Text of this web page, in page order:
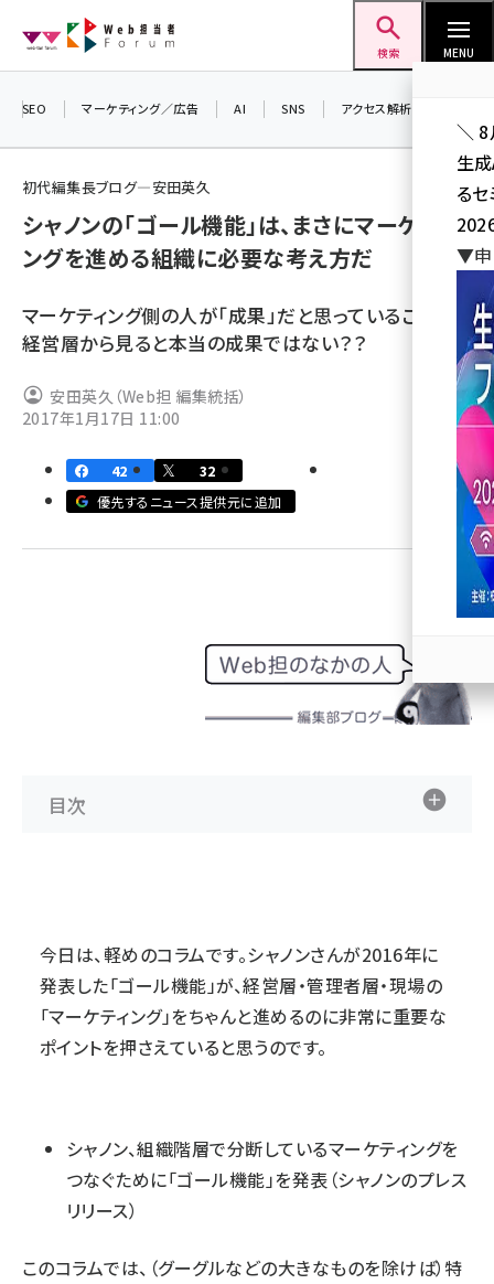
ン
検索 MENU
seo (3532)
youtube (2441)
セミナー (2310)
meo (1277)
SEO マーケティング／広告 AI SNS アクセス解析／データ分析
初代編集長ブログ―安田英久
シャノンの「ゴール機能」は、まさにマーケティ
ングを進める組織に必要な考え方だ
マーケティング側の人が「成果」だと思っていることが、
経営層から見ると本当の成果ではない？？
安田英久（Web担 編集統括）
2017年1月17日 11:00
42
32
優先するニュース提供元に追加
目次
今日は、軽めのコラムです。シャノンさんが2016年に
発表した「ゴール機能」が、経営層・管理者層・現場の
「マーケティング」をちゃんと進めるのに非常に重要な
ポイントを押さえていると思うのです。
シャノン、組織階層で分断しているマーケティングを
つなぐために「ゴール機能」を発表 （シャノンのプレス
リリース）
このコラムでは、（グーグルなどの大きなものを除けば）特
＼ 8
生
る
▼申